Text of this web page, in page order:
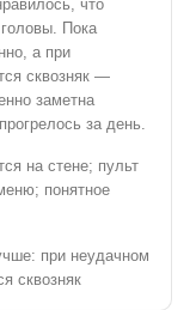
что
Пока
а при
сквозняк —
заметна
за день.
на стене; пульт
понятное
при неудачном
сквозняк